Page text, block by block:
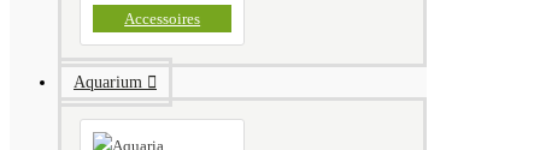
Accessoires
Aquarium